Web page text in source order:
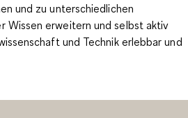
und zu unterschiedlichen
Wissen erweitern und selbst aktiv
und Technik erlebbar und